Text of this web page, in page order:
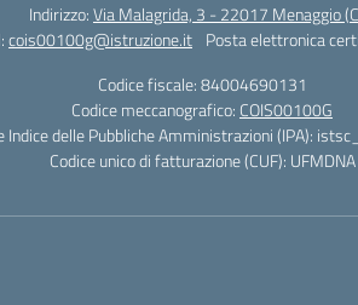
Indirizzo:Via Malagrida, 3 - 22017 Menaggio
cois00100g@istruzione.it Posta elettronica
Codice fiscale: 84004690131
Codice meccanografico: COIS00100G
Indice delle Pubbliche Amministrazioni (IPA):
Codice unico di fatturazione (CUF): UFMDNA